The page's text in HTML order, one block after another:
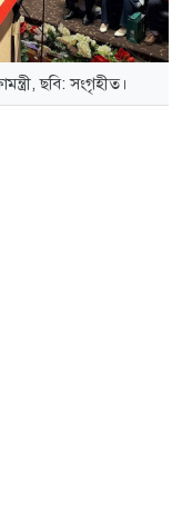
ছবি: সংগৃহীত।